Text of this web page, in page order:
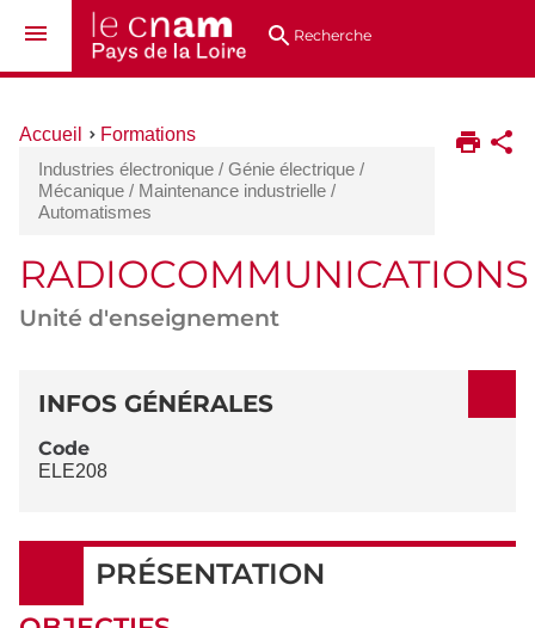
au
directsRecherche
Vous
ici :
Accueil
Formations
Industries électronique / Génie électrique /
Mécanique / Maintenance industrielle /
Automatismes
RADIOCOMMUNICATIONS
Unité d'enseignement
DÉTAILS
INFOS GÉNÉRALES
Code
ELE208
PRÉSENTATION